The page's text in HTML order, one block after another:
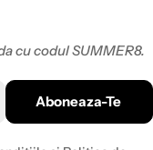
cu codul SUMMER8.
Aboneaza-Te